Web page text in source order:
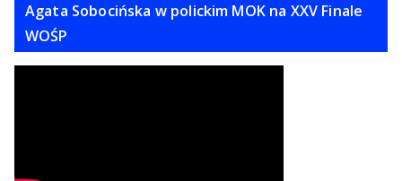
Agata Sobocińska w polickim MOK na XXV Finale
WOŚP